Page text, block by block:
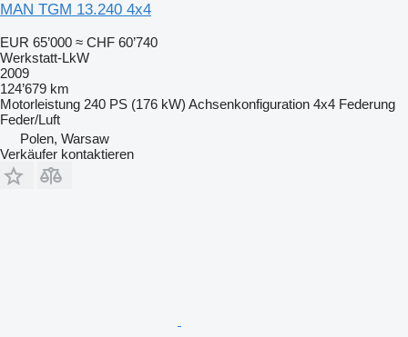
MAN TGM 13.240 4x4
EUR 65’000 ≈ CHF 60’740
Werkstatt-LkW
2009
124’679 km
Motorleistung 240 PS (176 kW) Achsenkonfiguration 4x4 Federung
Feder/Luft
Polen, Warsaw
Verkäufer kontaktieren